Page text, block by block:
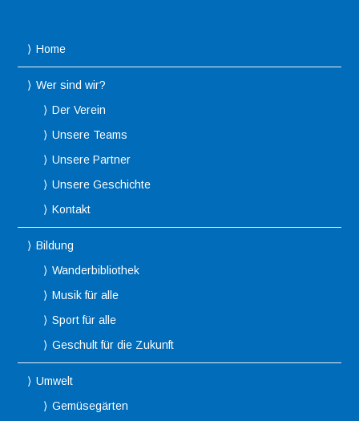
Home
Wer sind wir?
Der Verein
Unsere Teams
Unsere Partner
Unsere Geschichte
Kontakt
Bildung
Wanderbibliothek
Musik für alle
Sport für alle
Geschult für die Zukunft
Umwelt
Gemüsegärten